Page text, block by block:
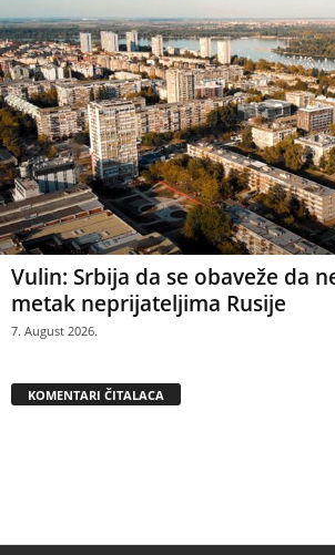
Vulin: Srbija da se obaveže da
metak neprijateljima Rusije
7. August 2026.
KOMENTARI ČITALACA